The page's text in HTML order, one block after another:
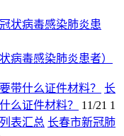
病毒感染肺炎患者）
长
么证件材料？
11/21 1
长春市新冠肺